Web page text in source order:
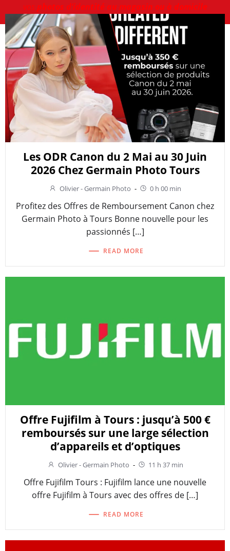
vos photos d’identité au magasin ou à domicile
Les ODR Canon du 2 Mai au 30 Juin
2026 Chez Germain Photo Tours
Olivier - Germain Photo - 0 h 00 min
Profitez des Offres de Remboursement Canon chez
Germain Photo à Tours Bonne nouvelle pour les
passionnés […]
READ MORE
Offre Fujifilm à Tours : jusqu’à 500 €
remboursés sur une large sélection
d’appareils et d’optiques
Olivier - Germain Photo - 11 h 37 min
Offre Fujifilm Tours : Fujifilm lance une nouvelle
offre Fujifilm à Tours avec des offres de […]
READ MORE